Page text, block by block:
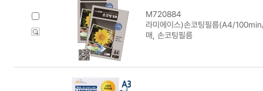
M720884
라미에이스)손코팅필름(A4/
매, 손코팅필름